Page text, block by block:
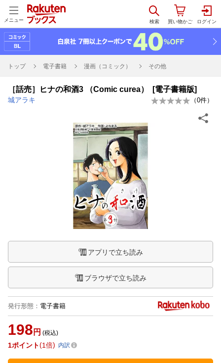
メニュー
トップ 電子書籍 漫画（コミック） その他
［話売］ヒナの和酒3 （Comic curea） [電子書籍版]
城アラキ （0件）
アプリで立ち読み
ブラウザで立ち読み
発行形態 ： 電子書籍
198 円 (税込)
1ポイント 1倍 内訳